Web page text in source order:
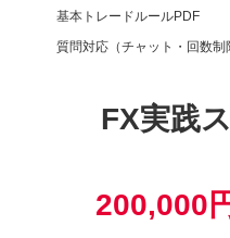
基本トレードルールPDF
質問対応（チャット・回数制限
FX実践
200,000